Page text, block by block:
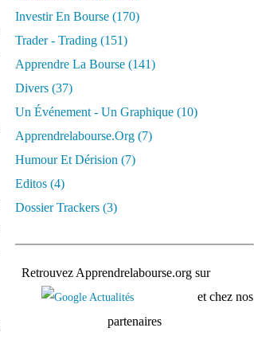
Investir En Bourse (170)
Trader - Trading (151)
Apprendre La Bourse (141)
Divers (37)
Un Événement - Un Graphique (10)
Apprendrelabourse.org (7)
Humour Et Dérision (7)
Editos (4)
Dossier Trackers (3)
Retrouvez Apprendrelabourse.org sur
et chez nos
partenaires